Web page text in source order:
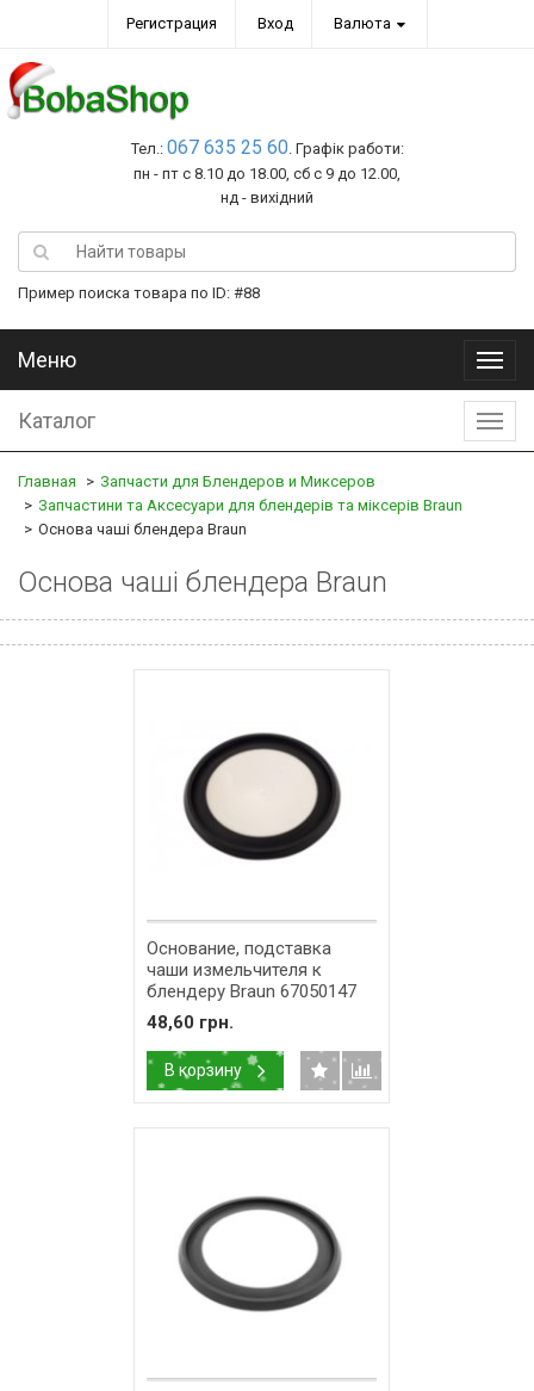
Регистрация Вход Валюта
Тел.: 067 635 25 60. Графік работи:
пн - пт с 8.10 до 18.00, сб с 9 до 12.00,
нд - вихідний
Пример поиска товара по ID: #88
Меню
Меню
Каталог
Главная
Запчасти для Блендеров и Миксеров
Запчастини та Аксесуари для блендерів та міксерів Braun
Основа чаші блендера Braun
Основа чаші блендера Braun
Основание, подставка
чаши измельчителя к
блендеру Braun 67050147
48,60 грн.
В корзину